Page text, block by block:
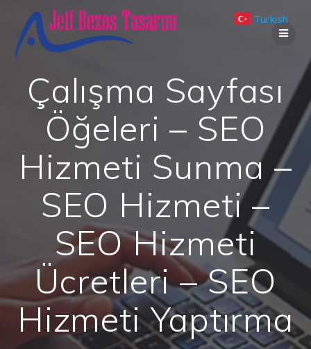
to
Çalışma Sayfası
Öğeleri – SEO
Hizmeti Sunma –
SEO Hizmeti –
SEO Hizmeti
Ücretleri – SEO
Hizmeti Yaptırma
Turkish